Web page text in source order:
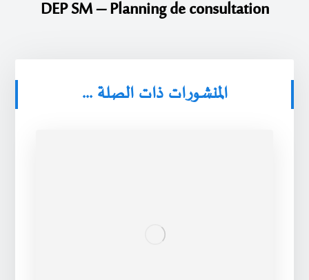
DEP SM – Planning de consultation
المنشورات ذات الصلة ...